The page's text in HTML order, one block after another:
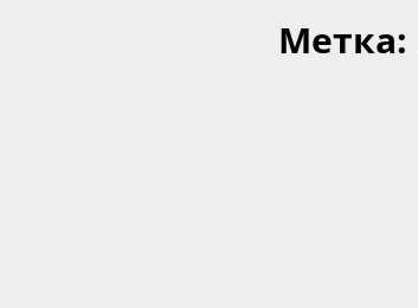
Метка: